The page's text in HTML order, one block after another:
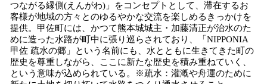
つながる縁側(えんがわ)」をコンセプトとして、滞在するお
客様が地域の方々とのゆるやかな交流を楽しめるきっかけを
提供。甲佐町には、かつて熊本城城主・加藤清正が治水のた
めに造った水路が町中に張り巡らされており、「NIPPONIA
甲佐 疏水の郷」という名前にも、水とともに生きてきた町の
歴史を尊重しながら、ここに新たな歴史を積み重ねていく、
という意味が込められている。※疏水：灌漑や舟運のために